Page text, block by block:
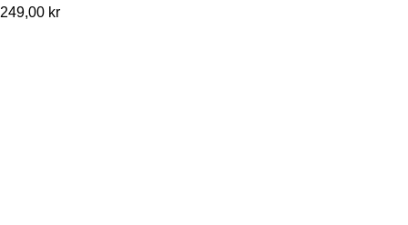
249,00 kr